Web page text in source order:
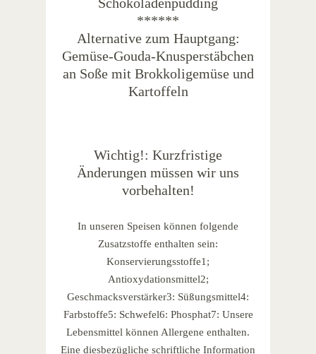
******
Alternative zum Hauptgang:
Gemüse-Gouda-Knusperstäbchen
an Soße mit Brokkoligemüse und
Kartoffeln
Wichtig!: Kurzfristige
Änderungen müssen wir uns
vorbehalten!
In unseren Speisen können folgende
Zusatzstoffe enthalten sein:
Konservierungsstoffe1;
Antioxydationsmittel2;
Geschmacksverstärker3: Süßungsmittel4:
Farbstoffe5: Schwefel6: Phosphat7: Unsere
Lebensmittel können Allergene enthalten.
Eine diesbezügliche schriftliche Information